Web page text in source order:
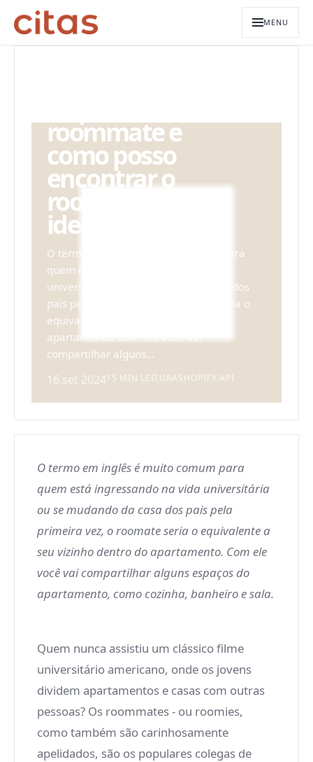
MENU
roommate e
como posso
encontrar o
roommate
ideal?
O termo em inglês é muito comum para
quem está ingressando na vida
universitária ou se mudando da casa dos
pais pela primeira vez, o roomate seria o
equivalente a seu vizinho dentro do
apartamento. Com ele você vai
compartilhar alguns...
16 set 202415 MIN LEITURASHOPIFY API
O termo em inglês é muito comum para
quem está ingressando na vida universitária
ou se mudando da casa dos pais pela
primeira vez, o roomate seria o equivalente a
seu vizinho dentro do apartamento. Com ele
você vai compartilhar alguns espaços do
apartamento, como cozinha, banheiro e sala.
Quem nunca assistiu um clássico filme
universitário americano, onde os jovens
dividem apartamentos e casas com outras
pessoas? Os roommates - ou roomies,
como também são carinhosamente
apelidados, são os populares colegas de